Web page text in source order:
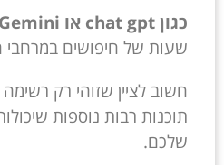
כגון chat gpt או Gemini
שעות של חיפושים
חשוב לציין שזוהי רק
תוכנות רבות נוספות
שלכם.